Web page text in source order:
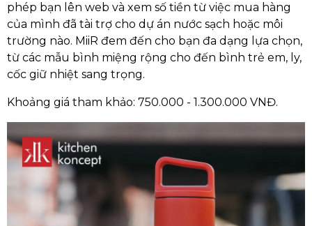
phép bạn lên web và xem số tiền từ việc mua hàng
của mình đã tài trợ cho dự án nước sạch hoặc môi
trường nào. MiiR đem đến cho bạn đa dạng lựa chọn,
từ các mẫu bình miệng rộng cho đến bình trẻ em, ly,
cốc giữ nhiệt sang trọng.
Khoảng giá tham khảo: 750.000 - 1.300.000 VNĐ.